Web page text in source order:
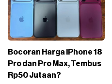
Bocoran Harga iPhone 18
Pro dan Pro Max, Tembus
Rp50 Jutaan?